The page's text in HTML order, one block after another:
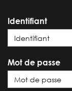
Identifiant
Mot de passe